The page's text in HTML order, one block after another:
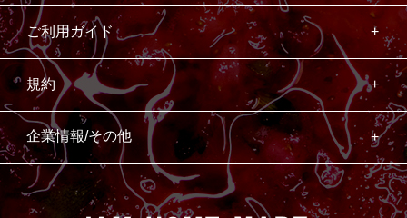
ご利用ガイド
規約
企業情報/その他